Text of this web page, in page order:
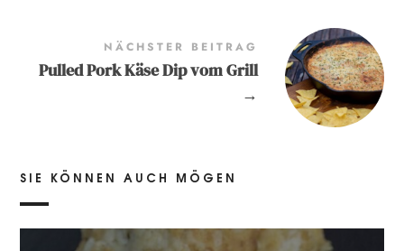
NÄCHSTER BEITRAG
Pulled Pork Käse Dip vom Grill
→
SIE KÖNNEN AUCH MÖGEN